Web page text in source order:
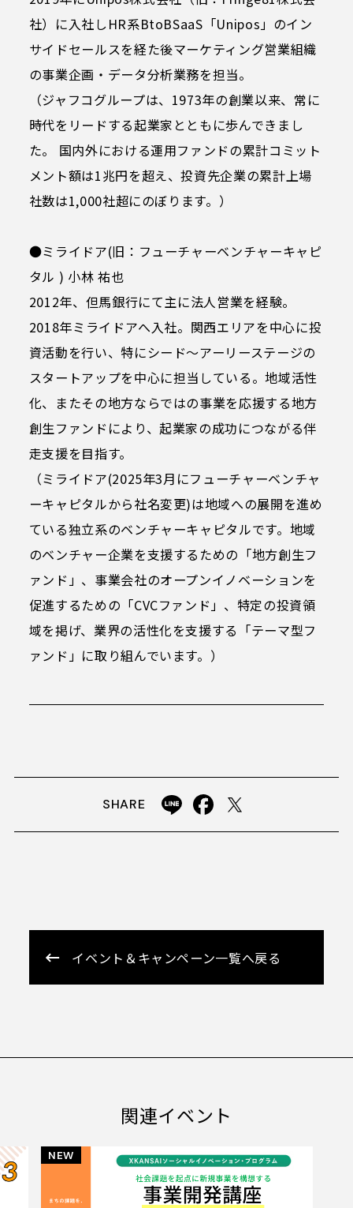
社）に入社しHR系BtoBSaaS「Unipos」のイン
サイドセールスを経た後マーケティング営業組織
の事業企画・データ分析業務を担当。
（ジャフコグループは、1973年の創業以来、常に
時代をリードする起業家とともに歩んできまし
た。 国内外における運用ファンドの累計コミット
メント額は1兆円を超え、投資先企業の累計上場
社数は1,000社超にのぼります。）
●ミライドア(旧：フューチャーベンチャーキャピ
タル ) 小林 祐也
2012年、但馬銀行にて主に法人営業を経験。
2018年ミライドアへ入社。関西エリアを中心に投
資活動を行い、特にシード～アーリーステージの
スタートアップを中心に担当している。地域活性
化、またその地方ならではの事業を応援する地方
創生ファンドにより、起業家の成功につながる伴
走支援を目指す。
（ミライドア(2025年3月にフューチャーベンチャ
ーキャピタルから社名変更)は地域への展開を進め
ている独立系のベンチャーキャピタルです。地域
のベンチャー企業を支援するための「地方創生フ
ァンド」、事業会社のオープンイノベーションを
促進するための「CVCファンド」、特定の投資領
域を掲げ、業界の活性化を支援する「テーマ型フ
SHARE
イベント＆キャンペーン一覧へ戻る
関連イベント